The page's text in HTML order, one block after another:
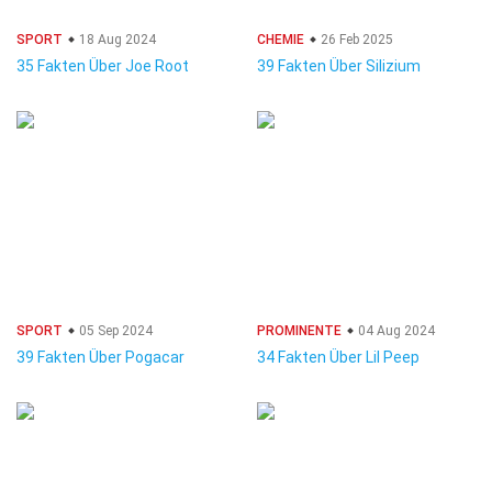
SPORT 18 Aug 2024
35 Fakten Über Joe Root
CHEMIE 26 Feb 2025
39 Fakten Über Silizium
SPORT 05 Sep 2024
39 Fakten Über Pogacar
PROMINENTE 04 Aug 2024
34 Fakten Über Lil Peep